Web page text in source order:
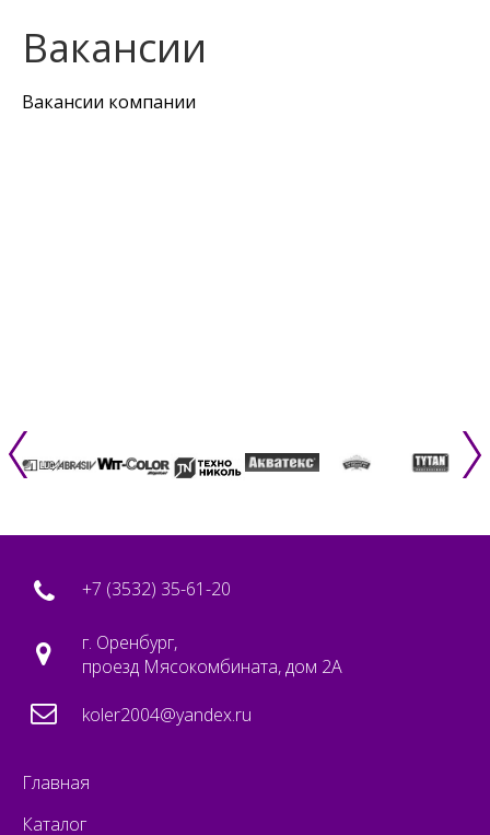
Вакансии
Вакансии компании
+7 (3532) 35-61-20
г. Оренбург,
проезд Мясокомбината, дом 2А
koler2004@yandex.ru
Главная
Каталог